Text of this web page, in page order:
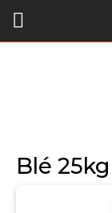
Blé 25kg